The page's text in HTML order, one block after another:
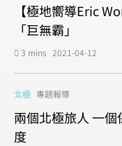
【極地嚮導Eric
「巨無霸」
3 mins 2021-04-12
北極 專題報導
兩個北極旅人 一
度